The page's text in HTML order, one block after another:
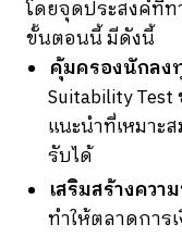
โดยจุดประสงค์ที่
ขั้นตอนนี้ มีดังนี้
คุ้มครองนักลง
Suitability
แนะนำที่เหมาะ
รับได้
เสริมสร้างคว
ทำให้ตลาดการ